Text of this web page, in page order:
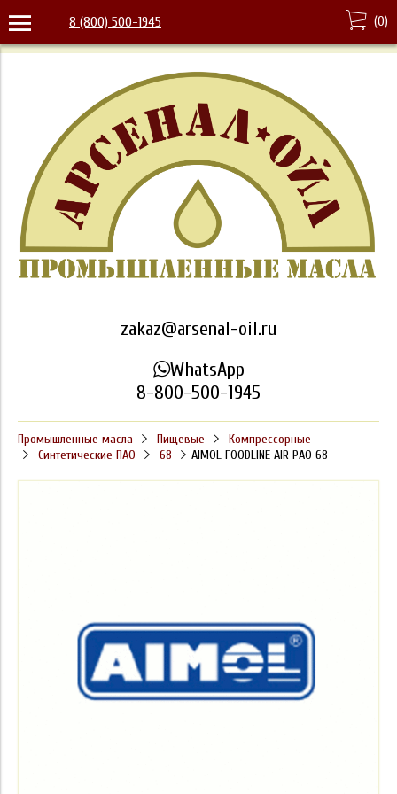
8 (800) 500-1945 (0)
zakaz@arsenal-oil.ru
WhatsApp
8-800-500-1945
Промышленные масла Пищевые
Компрессорные
Синтетические ПАО
68 AIMOL FOODLINE AIR PAO 68